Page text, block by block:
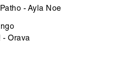
- Ayla Noe
- Orava